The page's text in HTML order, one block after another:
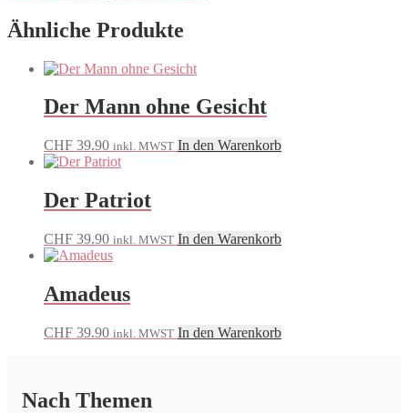
Ähnliche Produkte
Der Mann ohne Gesicht
CHF 39.90 inkl. MWST In den Warenkorb
Der Patriot
CHF 39.90 inkl. MWST In den Warenkorb
Amadeus
CHF 39.90 inkl. MWST In den Warenkorb
Nach Themen